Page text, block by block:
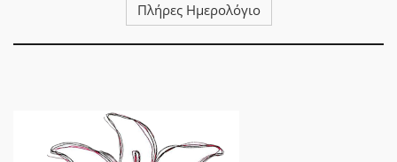
Πλήρες Ημερολόγιο